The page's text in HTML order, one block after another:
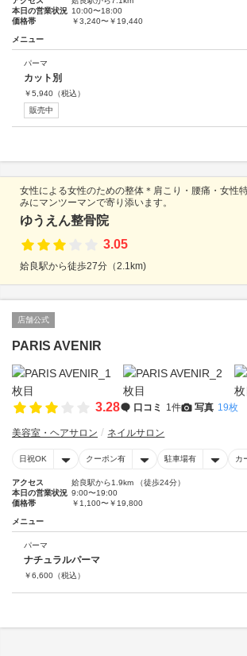
本日の営業状況 10:00〜18:00
価格帯
￥3,240〜￥19,440
メニュー
パーマ
カット別
￥5,940 （税込）
販売中
女性による女性のための整体＊肩こり・腰痛・女性
みにマンツーマンで寄り添います。
ゆうえん整骨院
3.05
姶良駅から徒歩27分（2.1km)
店舗公式
PARIS AVENIR
3.28 口コミ 1件 写真 19枚
美容室・ヘアサロン ネイルサロン
日祝OK クーポン有 駐車場有 カ
アクセス
姶良駅から1.9km （徒歩24分）
本日の営業状況 9:00〜19:00
価格帯
￥1,100〜￥19,800
メニュー
パーマ
ナチュラルパーマ
￥6,600 （税込）